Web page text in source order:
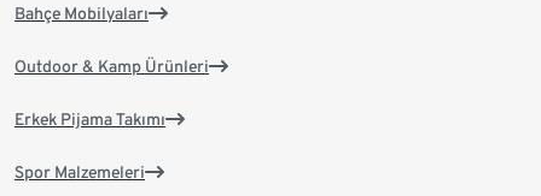
Bahçe Mobilyaları
Outdoor & Kamp Ürünleri
Erkek Pijama Takımı
Spor Malzemeleri